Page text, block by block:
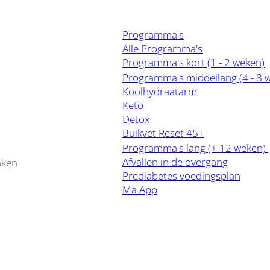
Programma's
Alle Programma's
Programma's kort (1 - 2 weken)
Programma's middellang (4 - 8
Koolhydraatarm
Keto
Detox
Buikvet Reset 45+
Programma's lang (+ 12 weken)
Afvallen in de overgang
Prediabetes voedingsplan
Ma App